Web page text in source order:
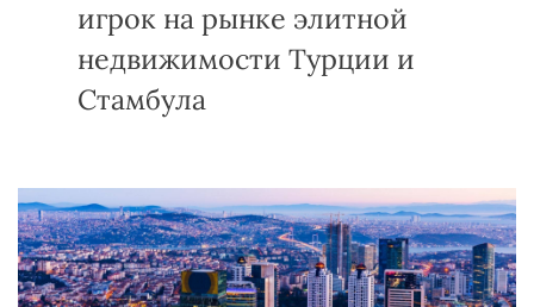
игрок на рынке элитной
недвижимости Турции и
Стамбула